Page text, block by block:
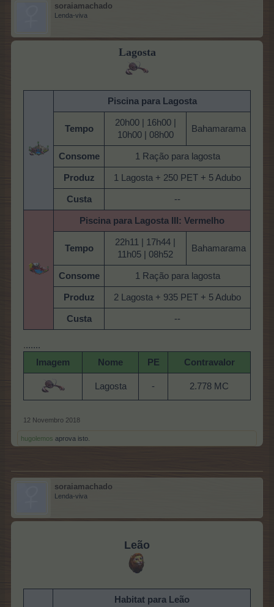
soraiamachado
Lenda-viva
Lagosta
Piscina para Lagosta
Tempo
20h00 | 16h00 |
10h00 | 08h00
Bahamarama
Consome 1 Ração para lagosta
Produz 1 Lagosta + 250 PET + 5 Adubo
Custa --
Piscina para Lagosta III: Vermelho
Tempo
22h11 | 17h44 |
11h05 | 08h52
Bahamarama
Consome 1 Ração para lagosta
Produz 2 Lagosta + 935 PET + 5 Adubo
Custa --
.......
Imagem
Nome PE Contravalor
Lagosta - 2.778 MC
12 Novembro 2018
hugolemos aprova isto.
soraiamachado
Lenda-viva
Leão
Habitat para Leão